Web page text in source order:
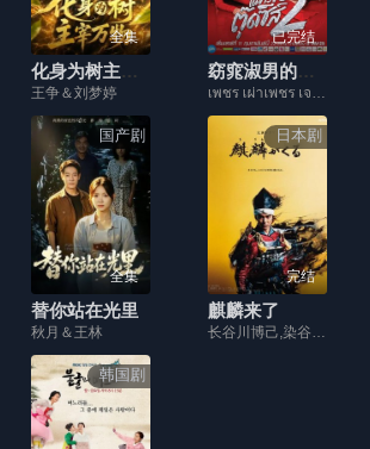
全集
化身为树主宰万物
王争＆刘梦婷
已完结
窈窕淑男的日记2
เพชร เผ่าเพชร เจริญสุข,ปิงปอง ธงชัย ทองกันทม,เต๋อ รัฐนันท์ จรรยาจิรวงศ์,พีค ภัทรศยา เครือสุวรรณศิริ
国产剧
全集
替你站在光里
秋月＆王林
日本剧
完结
麒麟来了
长谷川博己,染谷将太,门胁麦,冈村隆史,木村文乃,石川小百合,西村雅彦,谷原章介,向井理,真岛秀和,尾美利德,川口春奈,伊藤英明,南果步,片冈爱之助,檀丽,风间俊介,泷藤贤一,尾野真千子,德重聪,上杉祥三,木村了,伊吹吾郎,村田雄浩,大塚明夫,山路和弘,国广富之,浅利阳介,高桥克典,佐佐木藏之介,吉田钢太郎,堺正章,本木雅弘
韩国剧